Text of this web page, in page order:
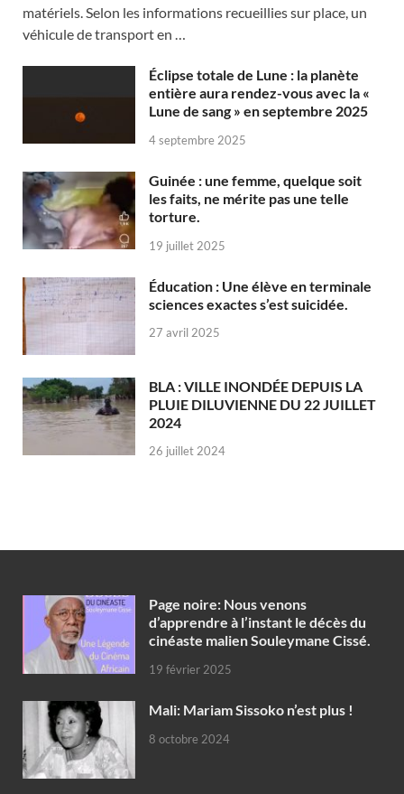
matériels. Selon les informations recueillies sur place, un
véhicule de transport en …
Éclipse totale de Lune : la planète
entière aura rendez-vous avec la «
Lune de sang » en septembre 2025
4 septembre 2025
Guinée : une femme, quelque soit
les faits, ne mérite pas une telle
torture.
19 juillet 2025
Éducation : Une élève en terminale
sciences exactes s’est suicidée.
27 avril 2025
BLA : VILLE INONDÉE DEPUIS LA
PLUIE DILUVIENNE DU 22 JUILLET
2024
26 juillet 2024
Page noire: Nous venons
d’apprendre à l’instant le décès du
cinéaste malien Souleymane Cissé.
19 février 2025
Mali: Mariam Sissoko n’est plus !
8 octobre 2024